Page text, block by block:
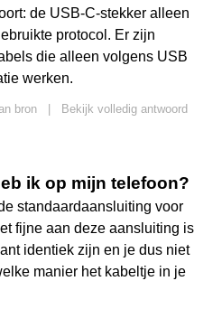
de USB-C-stekker alleen
protocol. Er zijn
die alleen volgens USB
werken.
bron
Bekijk volledig antwoord
ik op mijn telefoon?
standaardaansluiting voor
fijne aan deze aansluiting is
identiek zijn en je dus niet
manier het kabeltje in je